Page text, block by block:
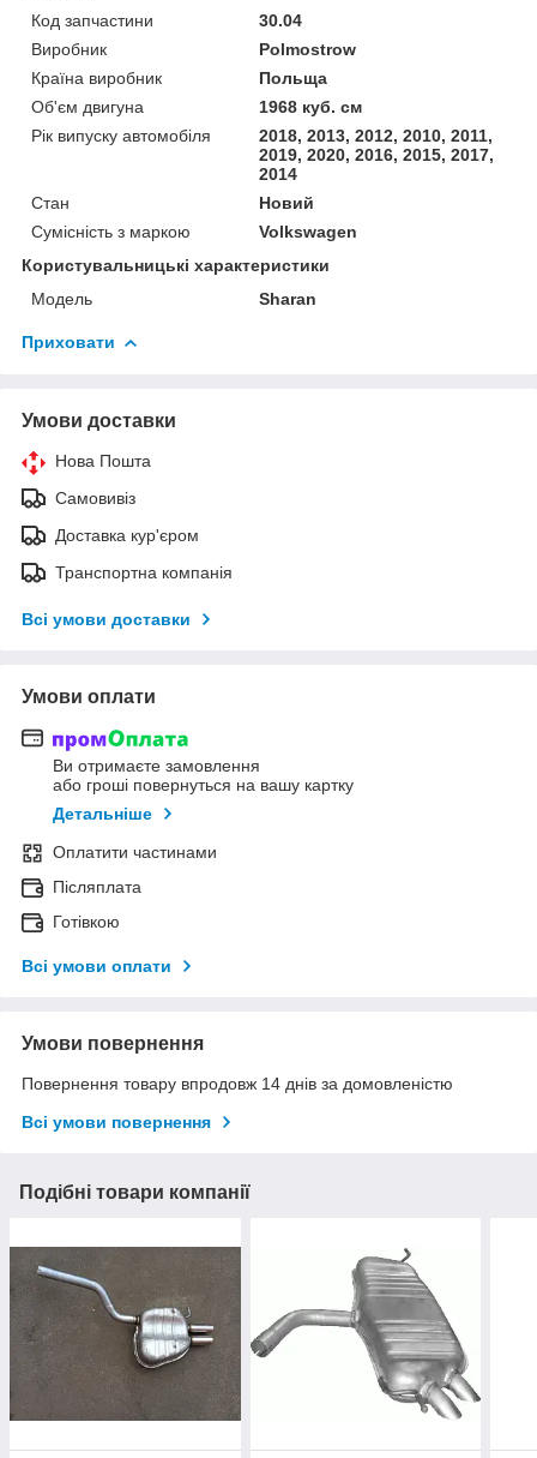
Код запчастини
30.04
Виробник
Polmostrow
Країна виробник
Польща
Об'єм двигуна
1968 куб. см
Рік випуску автомобіля
2018, 2013, 2012, 2010, 2011,
2019, 2020, 2016, 2015, 2017,
2014
Стан
Новий
Сумісність з маркою
Volkswagen
Користувальницькі характеристики
Мoдель
Sharan
Приховати
Умови доставки
Нова Пошта
Самовивіз
Доставка кур'єром
Транспортна компанія
Всі умови доставки
Умови оплати
Ви отримаєте замовлення
або гроші повернуться на вашу картку
Детальніше
Оплатити частинами
Післяплата
Готівкою
Всі умови оплати
Умови повернення
Повернення товару впродовж 14 днів за домовленістю
Всі умови повернення
Подібні товари компанії